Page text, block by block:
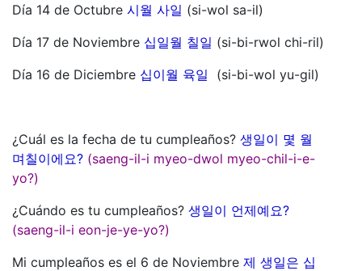
Día 14 de Octubre 시월 사일 (si-wol sa-il)
Día 17 de Noviembre 십일월 칠일 (si-bi-rwol chi-ril)
Día 16 de Diciembre 십이월 육일 (si-bi-wol yu-gil)
¿Cuál es la fecha de tu cumpleaños? 생일이 몇 월
며칠이에요? (saeng-il-i myeo-dwol myeo-chil-i-e-
yo?)
¿Cuándo es tu cumpleaños? 생일이 언제예요?
(saeng-il-i eon-je-ye-yo?)
Mi cumpleaños es el 6 de Noviembre 제 생일은 십